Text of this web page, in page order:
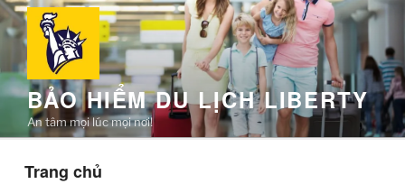
Chuyển
đến
nội
dungBẢO HIỂM DU LỊCH LIBERTY
An tâm mọi lúc mọi nơi!
Trang chủ